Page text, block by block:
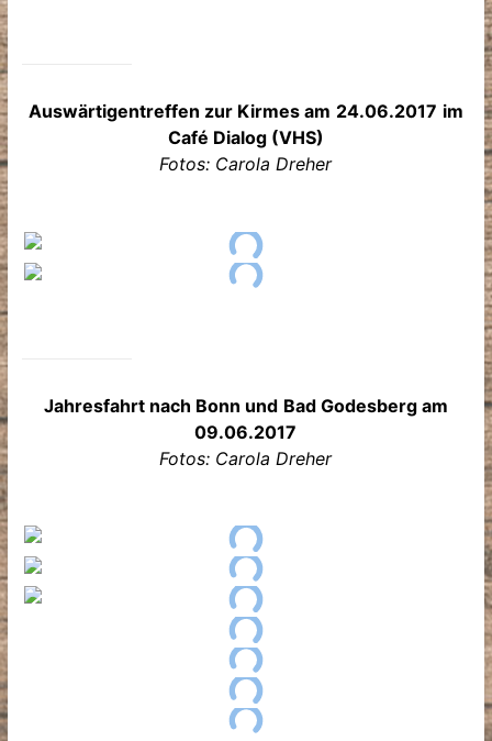
Auswärtigentreffen zur Kirmes am 24.06.2017 im
Café Dialog (VHS)
Fotos: Carola Dreher
Jahresfahrt nach Bonn und Bad Godesberg am
09.06.2017
Fotos: Carola Dreher